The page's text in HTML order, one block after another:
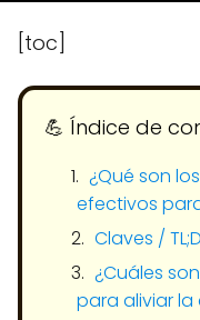
[toc]
💪​ Índice de
¿Qué son
efectivos
Claves /
¿Cuáles
para aliviar la